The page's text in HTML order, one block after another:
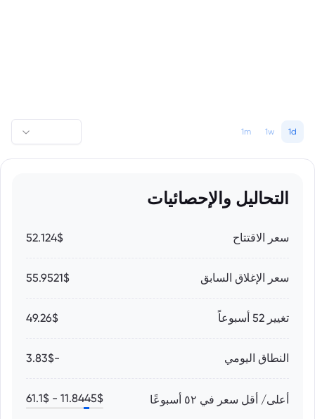
1d
1w
1m
التحاليل والإحصائيات
سعر الاقتتاح 52.124$
سعر الإغلاق السابق 55.9521$
تغيير 52 أسبوعاً 49.26$
النطاق اليومي -3.83$
أعلى/ أقل سعر في ٥٢ أسبوعًا 11.8445$ -
61.1$